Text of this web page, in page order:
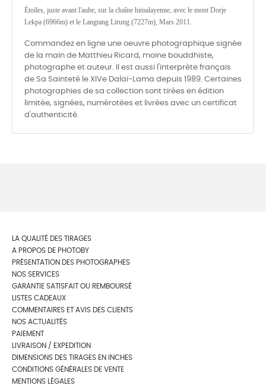
Étoiles, juste avant l'aube, sur la chaîne himalayenne, avec le mont Dorje
Lekpa (6966m) et le Langtang Lirung (7227m), Mars 2011.
Commandez en ligne une oeuvre photographique signée
de la main de Matthieu Ricard, moine bouddhiste,
photographe et auteur. Il est aussi l'interprète français
de Sa Sainteté le XIVe Dalaï-Lama depuis 1989. Certaines
photographies de sa collection sont tirées en édition
limitée, signées, numérotées et livrées avec un certificat
d'authenticité.
LA QUALITÉ DES TIRAGES
A PROPOS DE PHOTOBY
PRÉSENTATION DES PHOTOGRAPHES
NOS SERVICES
GARANTIE SATISFAIT OU REMBOURSÉ
LISTES CADEAUX
COMMENTAIRES ET AVIS DES CLIENTS
NOS ACTUALITÉS
PAIEMENT
LIVRAISON / EXPEDITION
DIMENSIONS DES TIRAGES EN INCHES
CONDITIONS GÉNÉRALES DE VENTE
MENTIONS LÉGALES